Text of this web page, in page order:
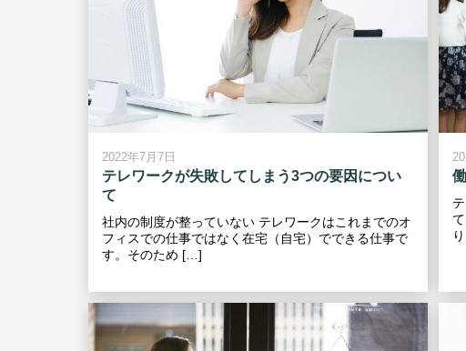
2022年7月7日
テレワークが失敗してしまう3つの要因につい
て
社内の制度が整っていない テレワークはこれまでのオ
フィスでの仕事ではなく在宅（自宅）でできる仕事で
す。そのため […]